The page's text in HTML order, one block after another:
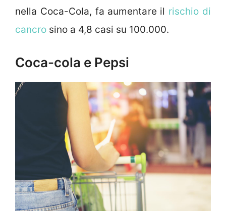
nella Coca-Cola, fa aumentare il rischio di
cancro sino a 4,8 casi su 100.000.
Coca-cola e Pepsi